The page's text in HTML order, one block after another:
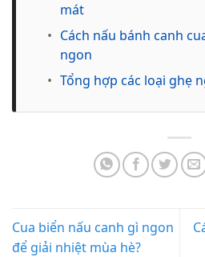
mát
• Cách nấu bánh canh
ngon
• Tổng hợp các loại ghẹ
Cua biển nấu canh gì ngon
để giải nhiệt mùa hè?